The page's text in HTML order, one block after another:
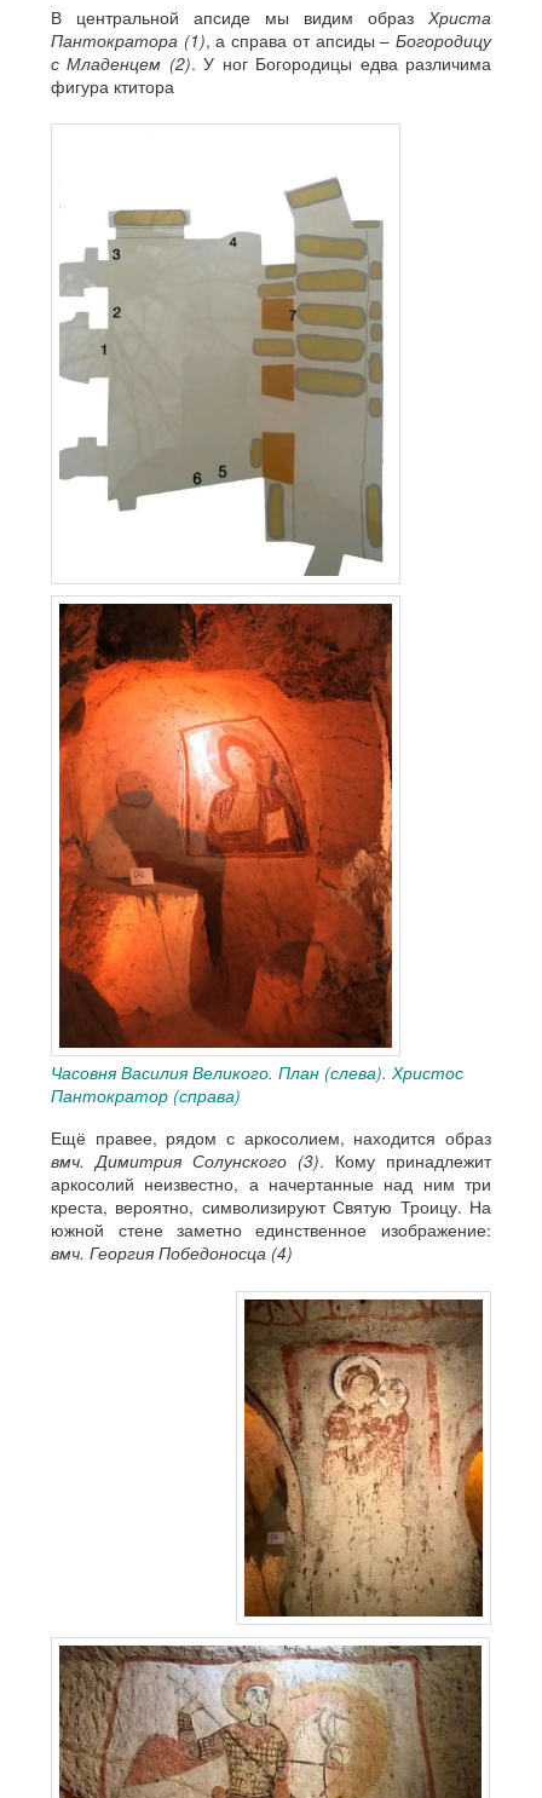
В центральной апсиде мы видим образ Христа
Пантократора (1), а справа от апсиды – Богородицу
с Младенцем (2). У ног Богородицы едва различима
фигура ктитора
Часовня Василия Великого. План (слева). Христос
Пантократор (справа)
Ещё правее, рядом с аркосолием, находится образ
вмч. Димитрия Солунского (3). Кому принадлежит
аркосолий неизвестно, а начертанные над ним три
креста, вероятно, символизируют Святую Троицу. На
южной стене заметно единственное изображение:
вмч. Георгия Победоносца (4)